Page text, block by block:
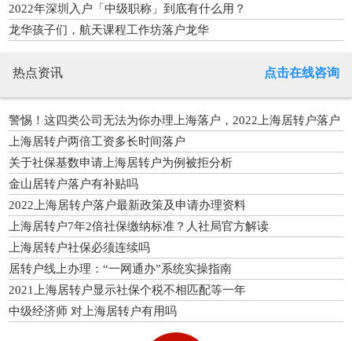
单？
2022年深圳入户「中级职称」到底有什么用？
龙华孩子们，航天课程工作坊落户龙华
热点资讯 点击在线咨询
警惕！这四类公司无法为你办理上海落户，2022上海居转户落户
条件
上海居转户两倍工资多长时间落户
关于社保基数申请上海居转户为例被拒分析
金山居转户落户有补贴吗
2022上海居转户落户最新政策及申请办理资料
上海居转户7年2倍社保缴纳标准？人社局官方解读
上海居转户社保必须连续吗
居转户线上办理：“一网通办”系统实操指南
2021上海居转户显示社保个税不相匹配等一年
中级经济师 对上海居转户有用吗